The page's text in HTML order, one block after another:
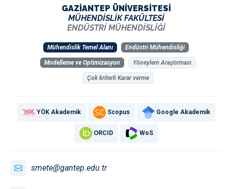
GAZİANTEP ÜNİVERSİTESİ
MÜHENDİSLİK FAKÜLTESİ
ENDÜSTRİ MÜHENDİSLİĞİ
Mühendislik Temel Alanı Endüstri Mühendisliği
Modelleme ve Optimizasyon Yöneylem Araştırması
Çok kriterli Karar verme
YÖK Akademik Scopus Google Akademik
ORCID WoS
smete@gantep.edu.tr